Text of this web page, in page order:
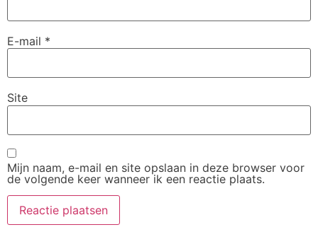
E-mail *
Site
Mijn naam, e-mail en site opslaan in deze browser voor
de volgende keer wanneer ik een reactie plaats.